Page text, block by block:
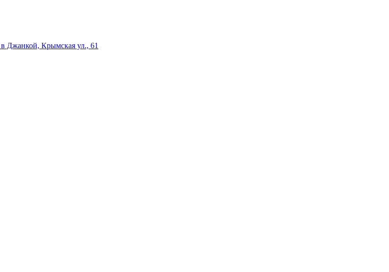
Джанкой, Крымская ул., 61